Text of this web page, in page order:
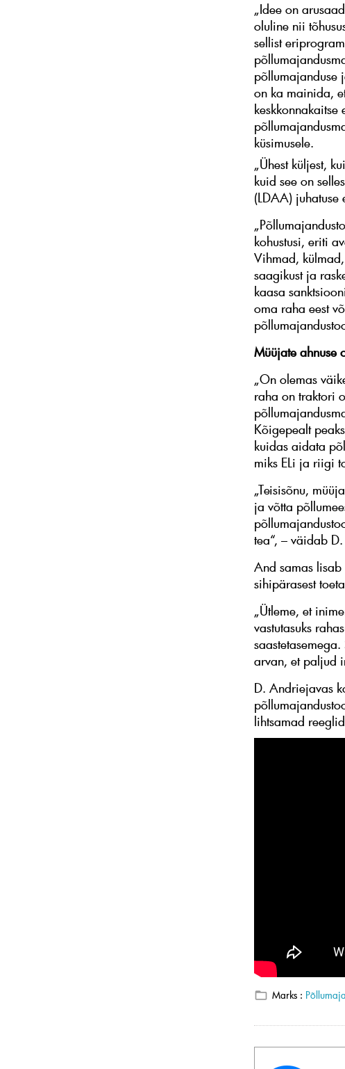
„Idee on
oluline nii
sellist
põllumajanduse
on ka mainida,
keskkonnakaitse
küsimusele.
„Ühest küljest,
kuid see on
(LDAA) juhatuse
kohustusi, eriti
Vihmad,
saagikust ja
kaasa
oma raha eest
Müüjate ahnuse
„On olemas
raha on traktori
Kõigepealt
kuidas aidata
miks ELi ja riigi
„Teisisõnu,
ja võtta
tea“, – väidab
And samas lisab
sihipärasest
„Ütleme, et
vastutasuks
arvan, et paljud
D. Andriejavas
lihtsamad
Marks :